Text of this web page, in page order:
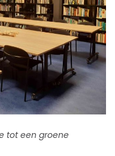
tot een groene